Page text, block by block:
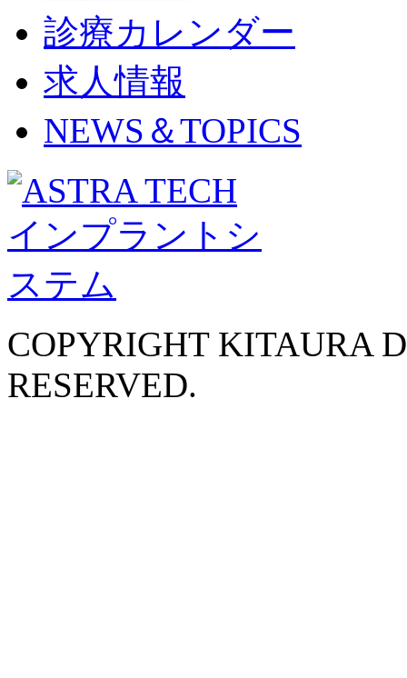
診療カレンダー
求人情報
NEWS＆TOPICS
COPYRIGHT KITAURA
RESERVED.